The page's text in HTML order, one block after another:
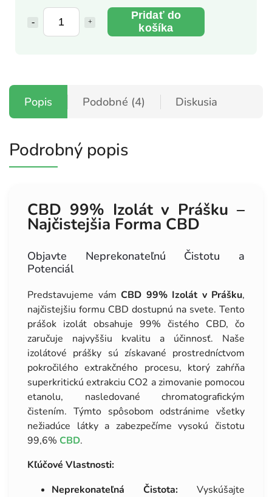
Pridať do
košíka
Popis Podobné (4) Diskusia
Podrobný popis
CBD 99% Izolát v Prášku –
Najčistejšia Forma CBD
Objavte Neprekonateľnú Čistotu a
Potenciál
Predstavujeme vám CBD 99% Izolát v Prášku,
najčistejšiu formu CBD dostupnú na svete. Tento
prášok izolát obsahuje 99% čistého CBD, čo
zaručuje najvyššiu kvalitu a účinnosť. Naše
izolátové prášky sú získavané prostredníctvom
pokročilého extrakčného procesu, ktorý zahŕňa
superkritickú extrakciu CO2 a zimovanie pomocou
etanolu, nasledované chromatografickým
čistením. Týmto spôsobom odstránime všetky
nežiadúce látky a zabezpečíme vysokú čistotu
99,6% CBD.
Kľúčové Vlastnosti:
Neprekonateľná Čistota: Vyskúšajte